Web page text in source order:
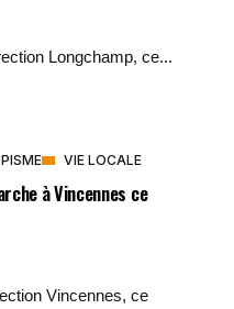
Longchamp, ce...
VIE LOCALE
à Vincennes ce
Vincennes, ce